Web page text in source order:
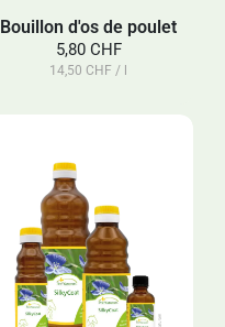
Bouillon d'os de poulet
5,80 CHF
14,50 CHF / l